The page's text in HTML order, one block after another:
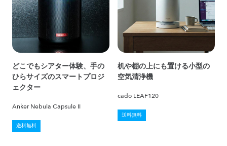
どこでもシアター体験、手の
ひらサイズのスマートプロジ
ェクター
Anker Nebula Capsule II
送料無料
机や棚の上にも置ける小型の
空気清浄機
cado LEAF120
送料無料